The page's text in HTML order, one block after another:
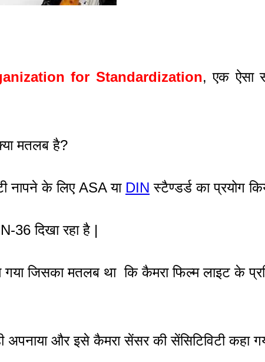
for Standardization, एक ऐसा
मतलब है?
नापने के लिए ASA या DIN स्टैण्डर्ड का प्रयोग
36 दिखा रहा है |
जिसका मतलब था कि कैमरा फिल्म लाइट के
और इसे कैमरा सेंसर की सेंसिटिविटी कहा